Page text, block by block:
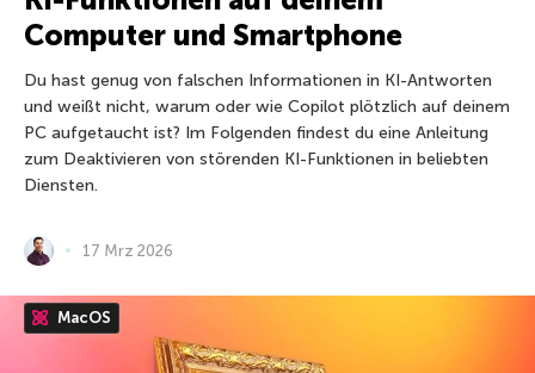
Computer und Smartphone
Du hast genug von falschen Informationen in KI-Antworten
und weißt nicht, warum oder wie Copilot plötzlich auf deinem
PC aufgetaucht ist? Im Folgenden findest du eine Anleitung
zum Deaktivieren von störenden KI-Funktionen in beliebten
Diensten.
17 Mrz 2026
MacOS